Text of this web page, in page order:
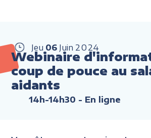
Jeu 06 Juin 2024
Webinaire
coup de pouce au
aidants
14h-14h30 - En ligne